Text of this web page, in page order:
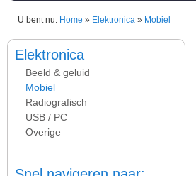
U bent nu: Home » Elektronica » Mobiel
Elektronica
Beeld & geluid
Mobiel
Radiografisch
USB / PC
Overige